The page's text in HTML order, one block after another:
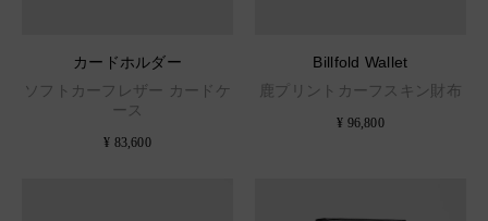
カードホルダー
ソフトカーフレザー カードケ
ース
¥ 83,600
Billfold Wallet
鹿プリントカーフスキン財布
¥ 96,800